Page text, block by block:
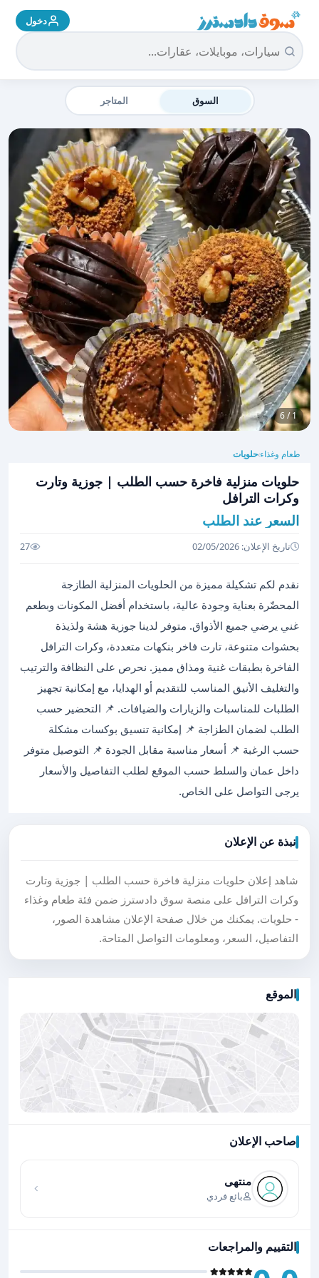
سوق دادسترز الرئيسية دخول
السوق المتاجر
1 / 6
طعام وغذاء›حلويات
حلويات منزلية فاخرة حسب الطلب | جوزية وتارت
وكرات الترافل
السعر عند الطلب
تاريخ الإعلان: 02/05/2026 27
نقدم لكم تشكيلة مميزة من الحلويات المنزلية الطازجة
المحضّرة بعناية وجودة عالية، باستخدام أفضل المكونات وبطعم
غني يرضي جميع الأذواق. متوفر لدينا جوزية هشة ولذيذة
بحشوات متنوعة، تارت فاخر بنكهات متعددة، وكرات الترافل
الفاخرة بطبقات غنية ومذاق مميز. نحرص على النظافة والترتيب
والتغليف الأنيق المناسب للتقديم أو الهدايا، مع إمكانية تجهيز
الطلبات للمناسبات والزيارات والضيافات. 📌 التحضير حسب
الطلب لضمان الطزاجة 📌 إمكانية تنسيق بوكسات مشكلة
حسب الرغبة 📌 أسعار مناسبة مقابل الجودة 📌 التوصيل متوفر
داخل عمان والسلط حسب الموقع لطلب التفاصيل والأسعار
يرجى التواصل على الخاص.
نبذة عن الإعلان
شاهد إعلان حلويات منزلية فاخرة حسب الطلب | جوزية وتارت
وكرات الترافل على منصة سوق دادسترز ضمن فئة طعام وغذاء
- حلويات. يمكنك من خلال صفحة الإعلان مشاهدة الصور،
التفاصيل، السعر، ومعلومات التواصل المتاحة.
الموقع
صاحب الإعلان
منتهى
بائع فردي
التقييم والمراجعات